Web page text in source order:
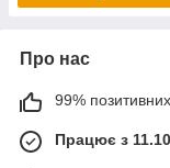
Про нас
99% позитивних
Працює з